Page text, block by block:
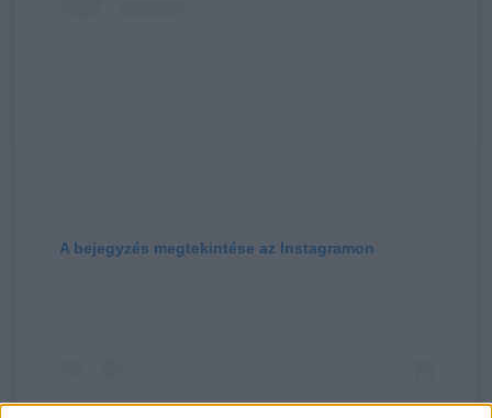
A bejegyzés megtekintése az Instagramon